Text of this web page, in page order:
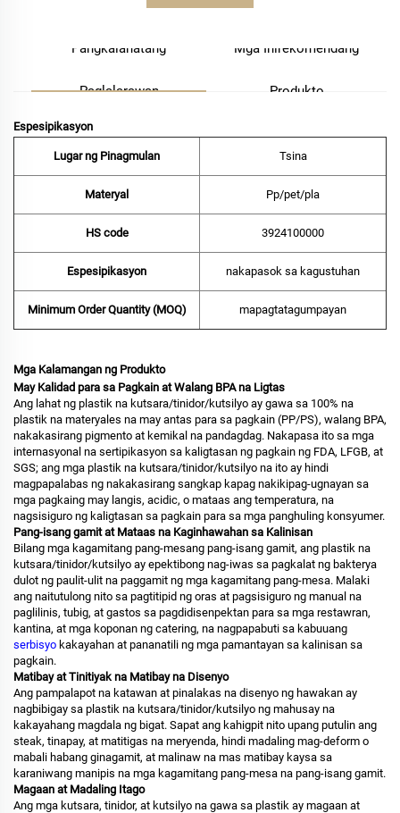
Pangkalahatang
Paglalarawan
Mga Inirekomendang
Produkto
Espesipikasyon
Lugar ng Pinagmulan Tsina
Materyal Pp/pet/pla
HS code 3924100000
Espesipikasyon nakapasok sa kagustuhan
Minimum Order Quantity (MOQ) mapagtatagumpayan
Mga Kalamangan ng Produkto
May Kalidad para sa Pagkain at Walang BPA na Ligtas
Ang lahat ng plastik na kutsara/tinidor/kutsilyo ay gawa sa 100% na
plastik na materyales na may antas para sa pagkain (PP/PS), walang BPA,
nakakasirang pigmento at kemikal na pandagdag. Nakapasa ito sa mga
internasyonal na sertipikasyon sa kaligtasan ng pagkain ng FDA, LFGB, at
SGS; ang mga plastik na kutsara/tinidor/kutsilyo na ito ay hindi
magpapalabas ng nakakasirang sangkap kapag nakikipag-ugnayan sa
mga pagkaing may langis, acidic, o mataas ang temperatura, na
nagsisiguro ng kaligtasan sa pagkain para sa mga panghuling konsyumer.
Pang-isang gamit at Mataas na Kaginhawahan sa Kalinisan
Bilang mga kagamitang pang-mesang pang-isang gamit, ang plastik na
kutsara/tinidor/kutsilyo ay epektibong nag-iwas sa pagkalat ng bakterya
dulot ng paulit-ulit na paggamit ng mga kagamitang pang-mesa. Malaki
ang naitutulong nito sa pagtitipid ng oras at pagsisiguro ng manual na
paglilinis, tubig, at gastos sa pagdidisenpektan para sa mga restawran,
kantina, at mga koponan ng catering, na nagpapabuti sa kabuuang
serbisyo kakayahan at pananatili ng mga pamantayan sa kalinisan sa
pagkain.
Matibay at Tinitiyak na Matibay na Disenyo
Ang pampalapot na katawan at pinalakas na disenyo ng hawakan ay
nagbibigay sa plastik na kutsara/tinidor/kutsilyo ng mahusay na
kakayahang magdala ng bigat. Sapat ang kahigpit nito upang putulin ang
steak, tinapay, at matitigas na meryenda, hindi madaling mag-deform o
mabali habang ginagamit, at malinaw na mas matibay kaysa sa
karaniwang manipis na mga kagamitang pang-mesa na pang-isang gamit.
Magaan at Madaling Itago
Ang mga kutsara, tinidor, at kutsilyo na gawa sa plastik ay magaan at